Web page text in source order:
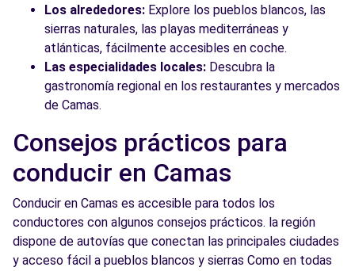
Los alrededores: Explore los pueblos blancos, las
sierras naturales, las playas mediterráneas y
atlánticas, fácilmente accesibles en coche.
Las especialidades locales: Descubra la
gastronomía regional en los restaurantes y mercados
de Camas.
Consejos prácticos para
conducir en Camas
Conducir en Camas es accesible para todos los
conductores con algunos consejos prácticos. la región
dispone de autovías que conectan las principales ciudades
y acceso fácil a pueblos blancos y sierras Como en todas